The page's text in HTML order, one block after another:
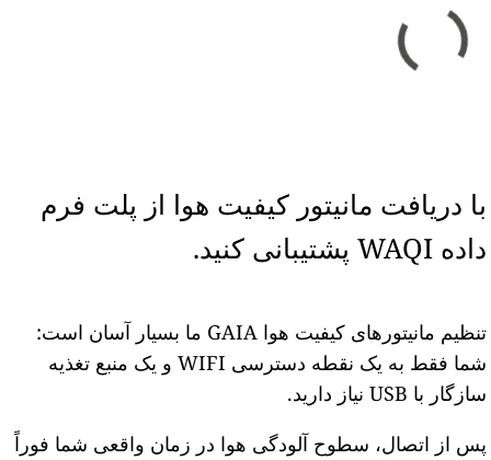
با دریافت مانیتور کیفیت هوا از پلت فرم
داده WAQI پشتیبانی کنید.
تنظیم مانیتورهای کیفیت هوا GAIA ما بسیار آسان است:
شما فقط به یک نقطه دسترسی WIFI و یک منبع تغذیه
سازگار با USB نیاز دارید.
پس از اتصال، سطوح آلودگی هوا در زمان واقعی شما فوراً